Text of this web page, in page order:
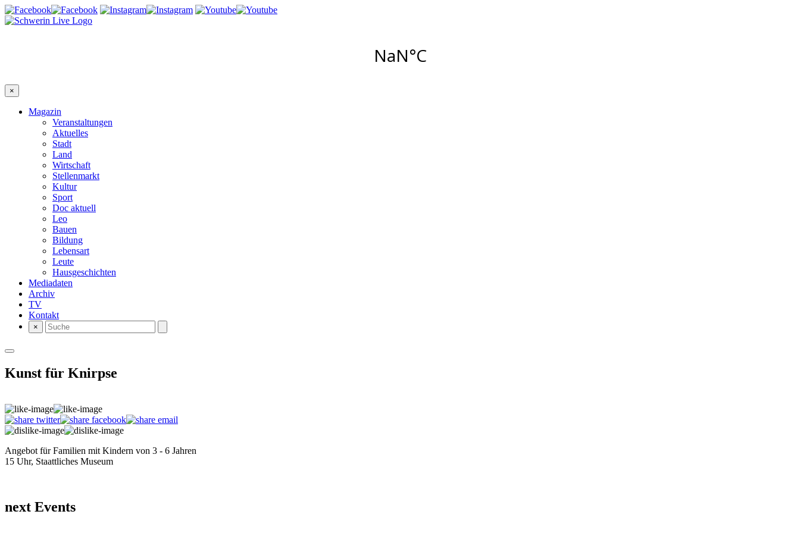
×
Magazin
Veranstaltungen
Aktuelles
Stadt
Land
Wirtschaft
Stellenmarkt
Kultur
Sport
Doc aktuell
Leo
Bauen
Bildung
Lebensart
Leute
Hausgeschichten
Mediadaten
Archiv
TV
Kontakt
×
Kunst für Knirpse
Angebot für Familien mit Kindern von 3 - 6 Jahren
15 Uhr, Staattliches Museum
next Events